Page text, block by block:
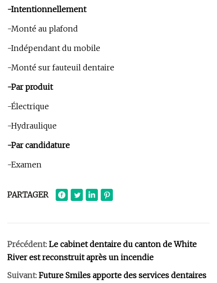
-Intentionnellement
-Monté au plafond
-Indépendant du mobile
-Monté sur fauteuil dentaire
-Par produit
-Électrique
-Hydraulique
-Par candidature
-Examen
PARTAGER
Précédent: Le cabinet dentaire du canton de White
River est reconstruit après un incendie
Suivant: Future Smiles apporte des services dentaires